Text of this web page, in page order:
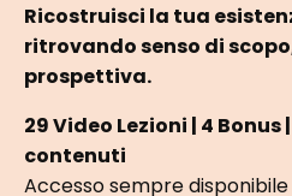
Ricostruisci la tua
ritrovando senso di
prospettiva.
29 Video Lezioni | 4 Bonus
contenuti
Accesso sempre